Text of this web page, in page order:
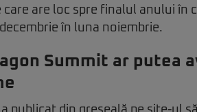
care are loc spre finalul anului în
în luna noiembrie.
Summit ar putea